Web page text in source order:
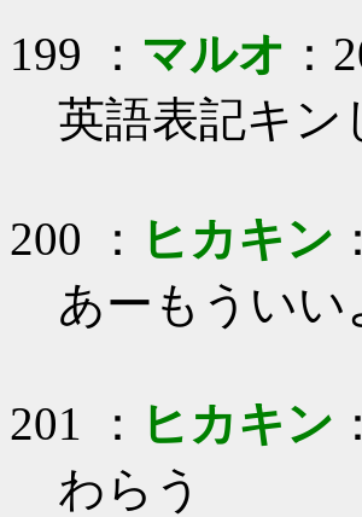
199 ： マルオ ：
英語表記キン
200 ： ヒカキン
あーもういい
201 ： ヒカキン
わらう